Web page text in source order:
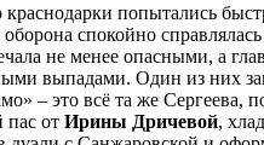
краснодарки попытались
спокойно
не менее опасными, а
выпадами. Один из них
– это всё та же Сергеева,
пас от Ирины Дричевой,